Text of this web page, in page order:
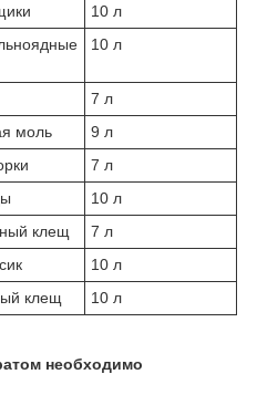
10 л
10 л
7 л
моль
9 л
7 л
10 л
клещ
7 л
10 л
клещ 10 л
необходимо